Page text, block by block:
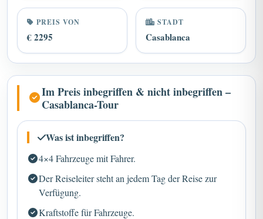
PREIS VON
€ 2295
STADT
Casablanca
Im Preis inbegriffen & nicht inbegriffen –
Casablanca-Tour
Was ist inbegriffen?
4×4 Fahrzeuge mit Fahrer.
Der Reiseleiter steht an jedem Tag der Reise zur
Verfügung.
Kraftstoffe für Fahrzeuge.